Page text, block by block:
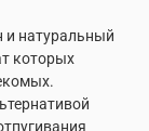
и натуральный
которых